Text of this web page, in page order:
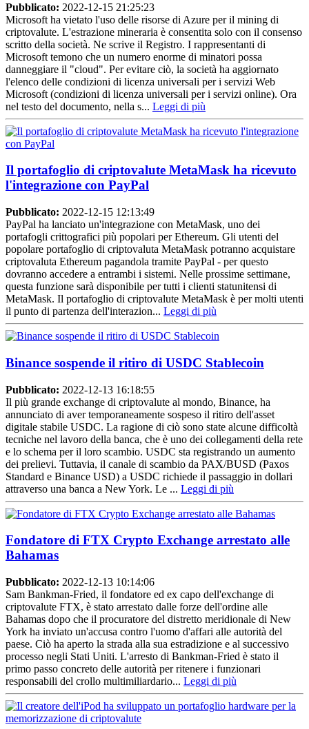
Pubblicato: 2022-12-15 21:25:23
Microsoft ha vietato l'uso delle risorse di Azure per il mining di
criptovalute. L'estrazione mineraria è consentita solo con il consenso
scritto della società. Ne scrive il Registro. I rappresentanti di
Microsoft temono che un numero enorme di minatori possa
danneggiare il "cloud". Per evitare ciò, la società ha aggiornato
l'elenco delle condizioni di licenza universali per i servizi Web
Microsoft (condizioni di licenza universali per i servizi online). Ora
nel testo del documento, nella s... Leggi di più
Il portafoglio di criptovalute MetaMask ha ricevuto
l'integrazione con PayPal
Pubblicato: 2022-12-15 12:13:49
PayPal ha lanciato un'integrazione con MetaMask, uno dei
portafogli crittografici più popolari per Ethereum. Gli utenti del
popolare portafoglio di criptovaluta MetaMask potranno acquistare
criptovaluta Ethereum pagandola tramite PayPal - per questo
dovranno accedere a entrambi i sistemi. Nelle prossime settimane,
questa funzione sarà disponibile per tutti i clienti statunitensi di
MetaMask. Il portafoglio di criptovalute MetaMask è per molti utenti
il ​​punto di partenza dell'interazion... Leggi di più
Binance sospende il ritiro di USDC Stablecoin
Pubblicato: 2022-12-13 16:18:55
Il più grande exchange di criptovalute al mondo, Binance, ha
annunciato di aver temporaneamente sospeso il ritiro dell'asset
digitale stabile USDC. La ragione di ciò sono state alcune difficoltà
tecniche nel lavoro della banca, che è uno dei collegamenti della rete
e lo schema per il loro scambio. USDC sta registrando un aumento
dei prelievi. Tuttavia, il canale di scambio da PAX/BUSD (Paxos
Standard e Binance USD) a USDC richiede il passaggio in dollari
attraverso una banca a New York. Le ... Leggi di più
Fondatore di FTX Crypto Exchange arrestato alle
Bahamas
Pubblicato: 2022-12-13 10:14:06
Sam Bankman-Fried, il fondatore ed ex capo dell'exchange di
criptovalute FTX, è stato arrestato dalle forze dell'ordine alle
Bahamas dopo che il procuratore del distretto meridionale di New
York ha inviato un'accusa contro l'uomo d'affari alle autorità del
paese. Ciò ha aperto la strada alla sua estradizione e al successivo
processo negli Stati Uniti. L'arresto di Bankman-Fried è stato il
primo passo concreto delle autorità per ritenere i funzionari
responsabili del crollo multimiliardario... Leggi di più